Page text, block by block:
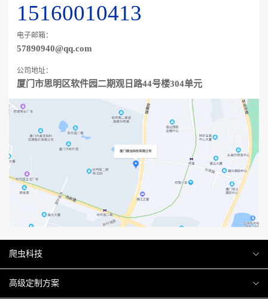
15160010413
电子邮箱：
57890940@qq.com
公司地址：
厦门市思明区软件园二期观日路44号楼304单元
爬虫科技
爬虫案例
高级定制方案